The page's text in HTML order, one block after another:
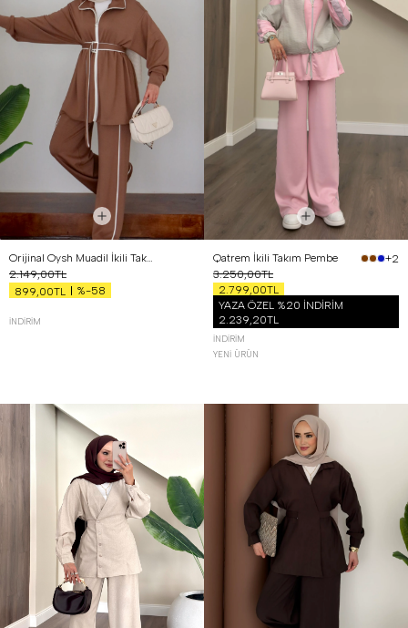
Orijinal Oysh Muadil İkili Takım Kahverengi
2.149,00TL
899,00TL
%-58
İNDIRIM
Qatrem İkili Takım Pembe
+2
3.250,00TL
2.799,00TL
YAZA ÖZEL %20 İNDİRİM
2.239,20TL
İNDIRIM
YENI ÜRÜN